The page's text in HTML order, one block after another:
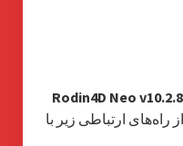
راه‌های ارتباطی زیر با